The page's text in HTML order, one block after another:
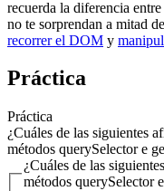
recuerda la diferencia
no te sorprendan a mitad
recorrer el DOM y
Práctica
Práctica
¿Cuáles de las siguientes
métodos querySelector e
¿Cuáles de las
métodos querySelector